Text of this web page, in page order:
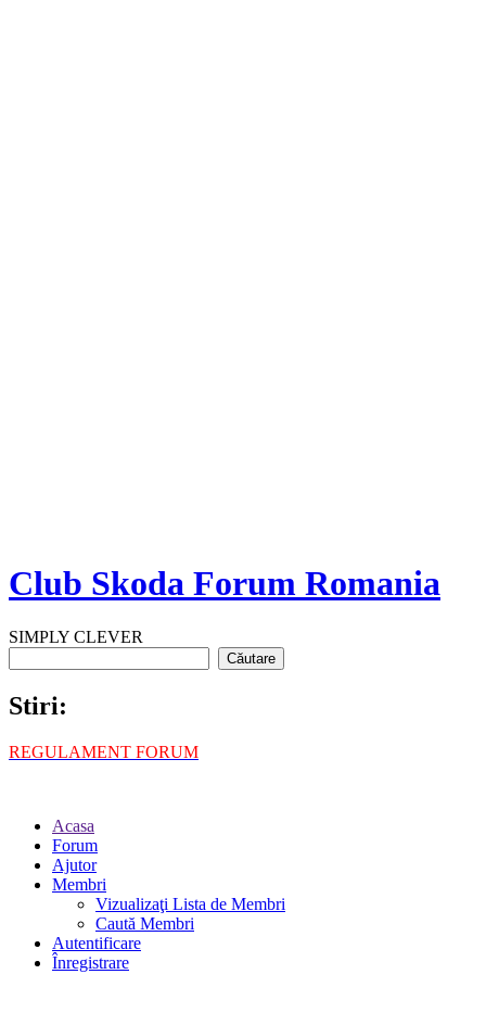
Club Skoda Forum Romania
SIMPLY CLEVER
Stiri:
REGULAMENT FORUM
Acasa
Forum
Ajutor
Membri
Vizualizaţi Lista de Membri
Caută Membri
Autentificare
Înregistrare